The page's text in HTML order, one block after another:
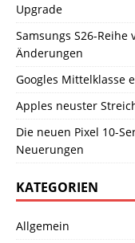
Upgrade
Samsungs S26-
Änderungen
Googles Mittelklasse
Apples neuster
Die neuen Pixel 10-
Neuerungen
KATEGORIEN
Allgemein